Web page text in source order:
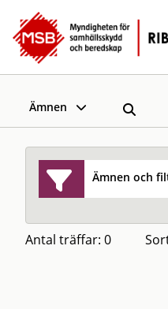
Ämnen
Ämnen och
Antal träffar: 0